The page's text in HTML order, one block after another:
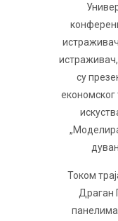
су
Током
Драган
панелима